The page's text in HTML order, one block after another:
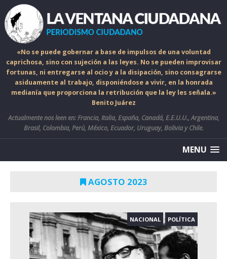
«No se puede gobernar a base de impulsos de una voluntad
caprichosa, sino con sujeción a las leyes. No se pueden improvisar
fortunas, ni entregarse al ocio y a la disipación, sino consagrarse
asiduamente al trabajo, disponiéndose a vivir, en la honrada
medianía que proporciona la retribución que la ley les señala.»
Benito Juárez
Actualmente nos leen en: Francia, Italia, España, Canadá, E.E.U.U., Argentina,
Brasil, Colombia, Perú, México, Ecuador, Uruguay, Bolivia y Chile.
MENU
AGOSTO 2023
NACIONAL POLÍTICA